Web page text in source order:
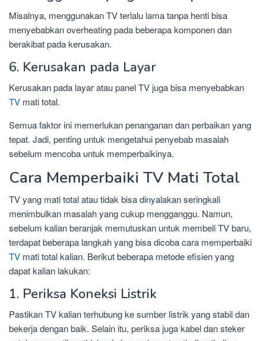
Misalnya, menggunakan TV terlalu lama tanpa henti bisa
menyebabkan overheating pada beberapa komponen dan
berakibat pada kerusakan.
6. Kerusakan pada Layar
Kerusakan pada layar atau panel TV juga bisa menyebabkan
TV mati total.
Semua faktor ini memerlukan penanganan dan perbaikan yang
tepat. Jadi, penting untuk mengetahui penyebab masalah
sebelum mencoba untuk memperbaikinya.
Cara Memperbaiki TV Mati Total
TV yang mati total atau tidak bisa dinyalakan seringkali
menimbulkan masalah yang cukup mengganggu. Namun,
sebelum kalian beranjak memutuskan untuk membeli TV baru,
terdapat beberapa langkah yang bisa dicoba cara memperbaiki
TV mati total kalian. Berikut beberapa metode efisien yang
dapat kalian lakukan:
1. Periksa Koneksi Listrik
Pastikan TV kalian terhubung ke sumber listrik yang stabil dan
bekerja dengan baik. Selain itu, periksa juga kabel dan steker